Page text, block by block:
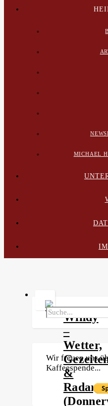
MICHAEL
Windy
–
Wetter,
&
Radar
Wir freuen uns
Kaffeespende...